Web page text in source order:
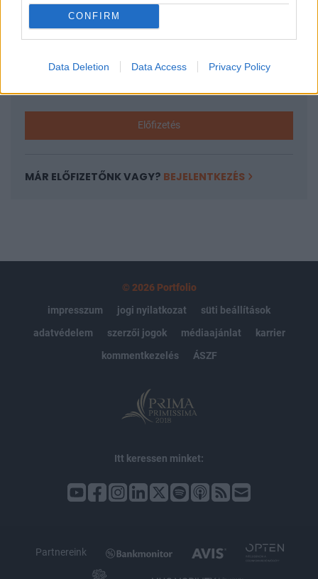
CONFIRM
Data Deletion Data Access Privacy Policy
regisztrációhoz kötött.
Az előfizetés a következőket tartalmazza:
Kötéslisták: BÉT elmúlt 2 év napon belüli
Előfizetés
MÁR ELŐFIZETŐNK VAGY? BEJELENTKEZÉS
© 2026 Portfolio
impresszum
jogi nyilatkozat
süti beállítások
adatvédelem
szerzői jogok médiaajánlat
karrier
kommentkezelés
ÁSZF
Itt keressen minket:
Partnereink